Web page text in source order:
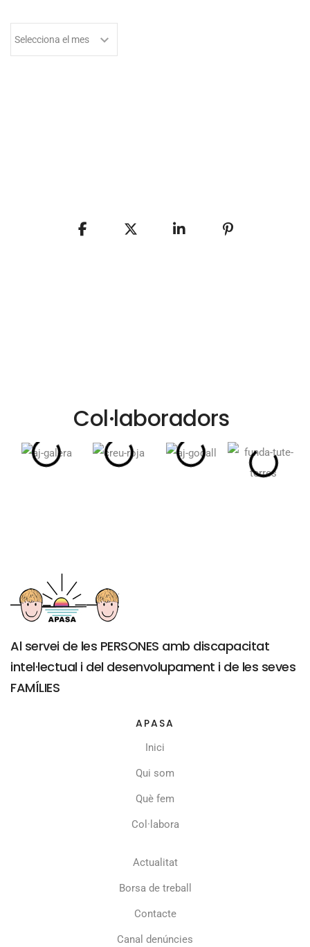
Col·laboradors
Al servei de les PERSONES amb discapacitat
intel·lectual i del desenvolupament i de les seves
FAMÍLIES
APASA
Inici
Qui som
Què fem
Col·labora
Actualitat
Borsa de treball
Contacte
Canal denúncies